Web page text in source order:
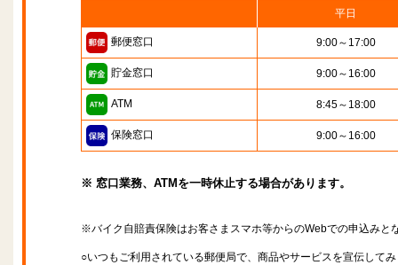
平日
郵便窓口 9:00～17:00
貯金窓口 9:00～16:00
ATM 8:45～18:00
保険窓口 9:00～16:00
※ 窓口業務、ATMを一時休止する場合があります。
※バイク自賠責保険はお客さまスマホ等からのWebでの申込みと
○いつもご利用されている郵便局で、商品やサービスを宣伝して